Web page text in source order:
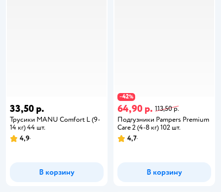
33,50 р.
Трусики MANU Comfort L (9-
14 кг) 44 шт.
4,9
В корзину
−42%
64,90 р. 113,50 р.
Подгузники Pampers Premium
Care 2 (4-8 кг) 102 шт.
4,7
В корзину